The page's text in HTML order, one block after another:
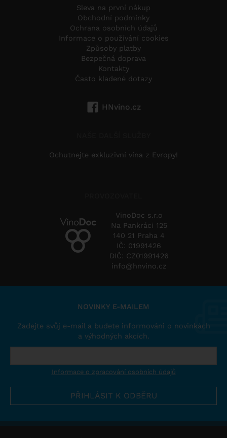
Sleva na první nákup
Obchodní podmínky
Ochrana osobních údajů
Informace o používání cookies
Způsoby platby
Bezpečná doprava
Kontakty
Často kladené dotazy
HNvino.cz
Ochutnejte exkluzivní vína z Evropy!
VinoDoc s.r.o
Na Pankráci 125
140 21 Praha 4
IČ: 01991426
DIČ: CZ01991426
info@hnvino.cz
NOVINKY E-MAILEM
Zadejte svůj e-mail a budete informováni o novinkách
a výhodných akcích.
Informace o zpracování osobních údajů